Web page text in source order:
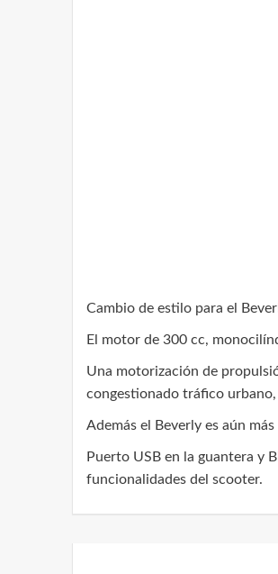
Cambio de estilo para el
El motor de 300 cc,
Una motorización de
congestionado tráfico
Además el Beverly es aún
Puerto USB en la guantera y
funcionalidades del scooter.